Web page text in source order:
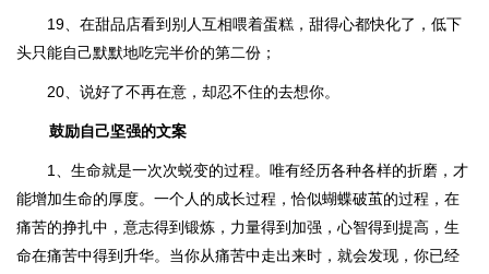
19、在甜品店看到别人互相喂着蛋糕，甜得心都快化了，低下
头只能自己默默地吃完半价的第二份；
20、说好了不再在意，却忍不住的去想你。
鼓励自己坚强的文案
1、生命就是一次次蜕变的过程。唯有经历各种各样的折磨，才
能增加生命的厚度。一个人的成长过程，恰似蝴蝶破茧的过程，在
痛苦的挣扎中，意志得到锻炼，力量得到加强，心智得到提高，生
命在痛苦中得到升华。当你从痛苦中走出来时，就会发现，你已经